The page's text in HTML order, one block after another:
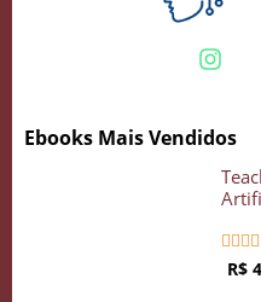
Ebooks Mais Vendidos
   
R$
Crie seu Avatar